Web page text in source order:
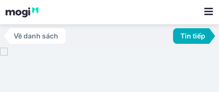
Về danh sách Tin tiếp